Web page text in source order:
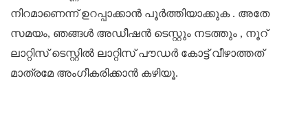
നിറമാണെന്ന് ഉറപ്പാക്കാൻ പൂർത്തിയാക്കുക . അതേ
സമയം, ഞങ്ങൾ അഡീഷൻ ടെസ്റ്റും നടത്തും , നൂറ്
ലാറ്റിസ് ടെസ്റ്റിൽ ലാറ്റിസ് പൗഡർ കോട്ട് വീഴാത്തത്
മാത്രമേ അംഗീകരിക്കാൻ കഴിയൂ.